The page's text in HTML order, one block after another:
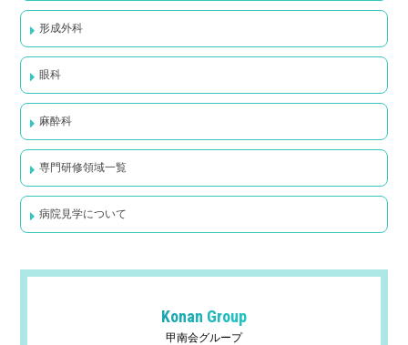
形成外科
眼科
麻酔科
専門研修領域一覧
病院見学について
Konan Group
甲南会グループ